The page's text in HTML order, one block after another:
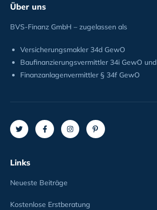
Über uns
BVS-Finanz GmbH – zugelassen als
Versicherungsmakler 34d GewO
Baufinanzierungsvermittler 34i GewO und
Finanzanlagenvermittler § 34f GewO
Links
Neueste Beiträge
Kostenlose Erstberatung